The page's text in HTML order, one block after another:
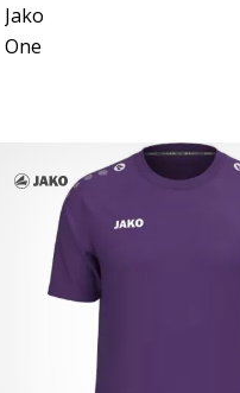
Jako
One
XL